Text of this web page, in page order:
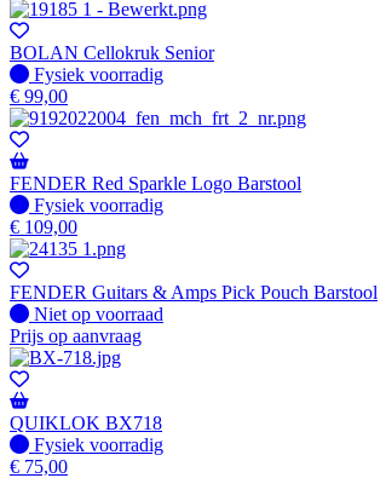
BOLAN Cellokruk Senior
Fysiek voorradig
Fysiek voorradig
€ 99,00
FENDER Red Sparkle Logo Barstool
Fysiek voorradig
Fysiek voorradig
€ 109,00
FENDER Guitars & Amps Pick Pouch Barstool
Fysiek voorradig
Niet op voorraad
Prijs op aanvraag
QUIKLOK BX718
Fysiek voorradig
Fysiek voorradig
€ 75,00